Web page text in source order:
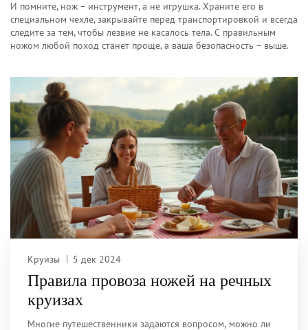
И помните, нож – инструмент, а не игрушка. Храните его в
специальном чехле, закрывайте перед транспортировкой и всегда
следите за тем, чтобы лезвие не касалось тела. С правильным
ножом любой поход станет проще, а ваша безопасность – выше.
Круизы 5 дек 2024
Правила провоза ножей на речных
круизах
Многие путешественники задаются вопросом, можно ли